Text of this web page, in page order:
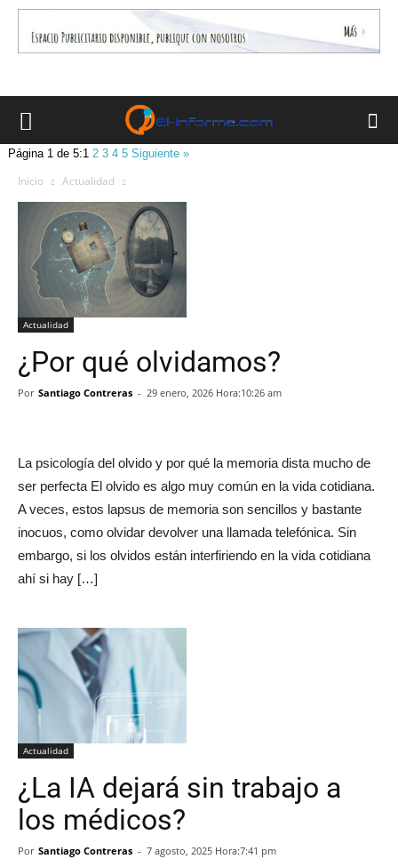
Página 1 de 5:12 3 4 5 Siguiente »
Inicio Actualidad
Actualidad
¿Por qué olvidamos?
Por Santiago Contreras - 29 enero, 2026 Hora:10:26 am
La psicología del olvido y por qué la memoria dista mucho de
ser perfecta El olvido es algo muy común en la vida cotidiana.
A veces, estos lapsus de memoria son sencillos y bastante
inocuos, como olvidar devolver una llamada telefónica. Sin
embargo, si los olvidos están interfiriendo en la vida cotidiana
ahí si hay […]
Actualidad
¿La IA dejará sin trabajo a
los médicos?
Por Santiago Contreras - 7 agosto, 2025 Hora:7:41 pm